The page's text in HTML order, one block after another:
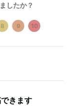
したか？
8 9 10
きます